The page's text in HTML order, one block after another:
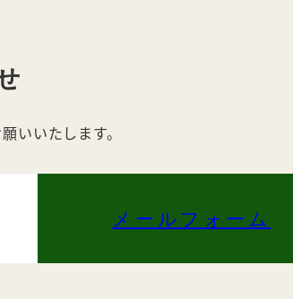
いいたします。
メールフォーム